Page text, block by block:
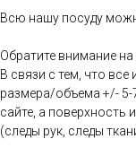
Всю нашу посуду
Обратите внимание
В связи с тем, что все
размера/объема +/-
сайте, а поверхность
(следы рук, следы